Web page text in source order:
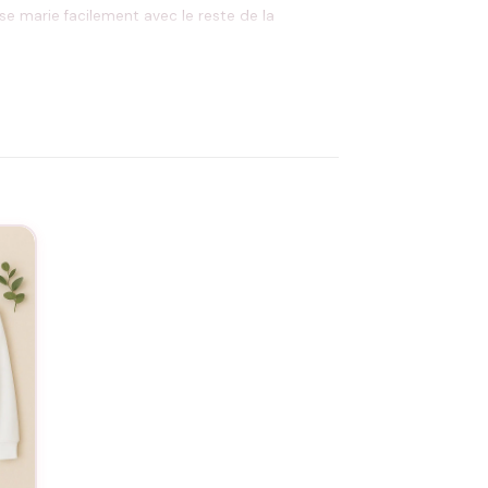
marie facilement avec le reste de la
humour dans la fratrie.
service de personnalisation